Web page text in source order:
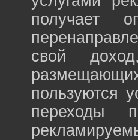
получает
свой
пользуются
переходы